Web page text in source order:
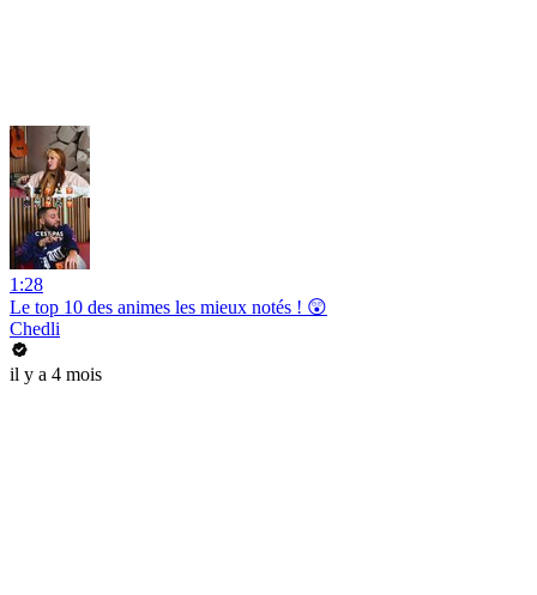
1:28
Le top 10 des animes les mieux notés ! 😲
Chedli
il y a 4 mois